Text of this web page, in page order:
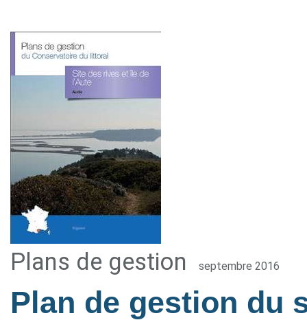
Plans de gestion septembre 2016
Plan de gestion du